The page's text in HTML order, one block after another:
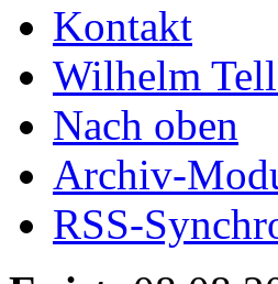
Kontakt
Wilhelm
Nach oben
Archiv-
RSS-